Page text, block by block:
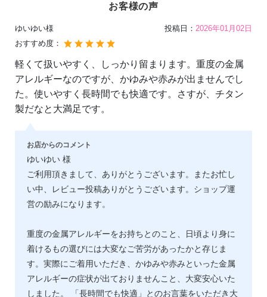
お客様の声
ゆいゆい様 投稿日： 2026年01月02日
おすすめ度：
軽くて扱いやすく、しっかり留まります。重度の金属
アレルギーなのですが、かゆみや赤みが出ませんでし
た。使いやすく長時間でも快適です。さすが、チタン
製だなと大満足です。
お店からのコメント
ゆいゆい 様
ご利用頂きまして、ありがとうございます。またお忙し
い中、レビュー投稿ありがとうございます。ショップ運
営の励みになります。
重度の金属アレルギーをお持ちとのこと、日頃より身に
着けるもの選びには大変なご苦労があったかと存じま
す。実際にご着用いただき、かゆみや赤みといった金属
アレルギーの症状が出ておりませんこと、大変安心いた
しました。 「長時間でも快適」とのお言葉をいただき大